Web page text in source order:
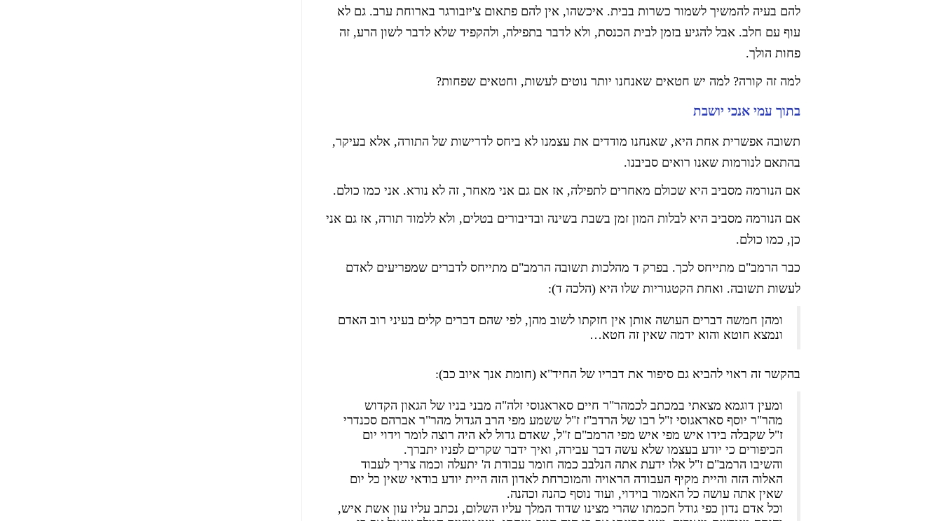
להם בעיה להמשיך לשמור כשרות בבית. איכשהו, אין להם פתאום צ'יזבורגר בארוחת ערב. גם לא
עוף עם חלב. אבל להגיע בזמן לבית הכנסת, ולא לדבר בתפילה, ולהקפיד שלא לדבר לשון הרע, זה
פחות הולך.
למה זה קורה? למה יש חטאים שאנחנו יותר נוטים לעשות, וחטאים שפחות?
בתוך עמי אנכי יושבת
תשובה אפשרית אחת היא, שאנחנו מודדים את עצמנו לא ביחס לדרישות של התורה, אלא בעיקר,
בהתאם לנורמות שאנו רואים סביבנו.
אם הנורמה מסביב היא שכולם מאחרים לתפילה, אז אם גם אני מאחר, זה לא נורא. אני כמו כולם.
אם הנורמה מסביב היא לבלות המון זמן בשבת בשינה ובדיבורים בטלים, ולא ללמוד תורה, אז גם אני
כן, כמו כולם.
כבר הרמב"ם מתייחס לכך. בפרק ד מהלכות תשובה הרמב"ם מתייחס לדברים שמפריעים לאדם
לעשות תשובה. ואחת הקטגוריות שלו היא (הלכה ד):
ומהן חמשה דברים העושה אותן אין חזקתו לשוב מהן, לפי שהם דברים קלים בעיני רוב האדם
ונמצא חוטא והוא ידמה שאין זה חטא…
בהקשר זה ראוי להביא גם סיפור את דבריו של החיד"א (חומת אנך איוב כב):
ומעין דוגמא מצאתי במכתב לכמהר"ר חיים סאראגוסי זלה"ה מבני בניו של הגאון הקדוש
מהר"ר יוסף סאראגוסי ז"ל רבו של הרדב"ז ז"ל ששמע מפי הרב הגדול מהר"ר אברהם סכנדרי
ז"ל שקבלה בידו איש מפי איש מפי הרמב"ם ז"ל, שאדם גדול לא היה רוצה לומר וידוי יום
הכיפורים כי יודע בעצמו שלא עשה דבר עבירה, ואיך ידבר שקרים לפניו יתברך.
והשיבו הרמב"ם ז"ל אלו ידעת אתה הנלבב כמה חומר עבודת ה' יתעלה וכמה צריך לעבוד
האלוה הזה והיית מקיף העבודה הראויה והמוכרחת לאדון הזה היית יודע בודאי שאין כל יום
שאין אתה עושה כל האמור בוידוי, ועוד נוסף כהנה וכהנה.
וכל אדם נדון כפי גודל חכמתו שהרי מצינו שדוד המלך עליו השלום, נכתב עליו עון אשת איש,